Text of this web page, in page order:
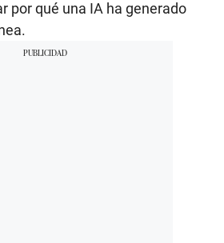
por qué una IA ha generado